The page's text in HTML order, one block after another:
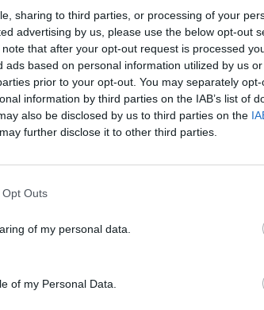
sharing to third parties, or processing of your
advertising by us, please use the below opt-out
that after your opt-out request is processed
ads based on personal information utilized by us
prior to your opt-out. You may separately
information by third parties on the IAB’s list of
also be disclosed by us to third parties on the
further disclose it to other third parties.
Outs
of my personal data.
of my Personal Data.
Πωλείται μονοκατοικία τριών επιπέδων στο καταπράσινο Πευκόφυτο Καρδίτσας
Αρχιτεκτονικές